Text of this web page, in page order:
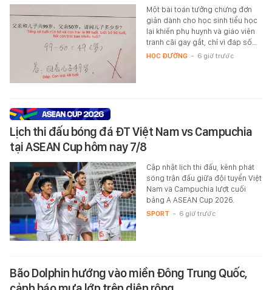
Một bài toán tưởng chừng đơn
giản dành cho học sinh tiểu học
lại khiến phụ huynh và giáo viên
tranh cãi gay gắt, chỉ vì đáp số…
HỌC ĐƯỜNG - 6 giờ trước
Lịch thi đấu bóng đá ĐT Việt Nam vs Campuchia
tại ASEAN Cup hôm nay 7/8
Cập nhật lịch thi đấu, kênh phát
sóng trận đấu giữa đội tuyển Việt
Nam và Campuchia lượt cuối
bảng A ASEAN Cup 2026.
SPORT - 6 giờ trước
Bão Dolphin hướng vào miền Đông Trung Quốc,